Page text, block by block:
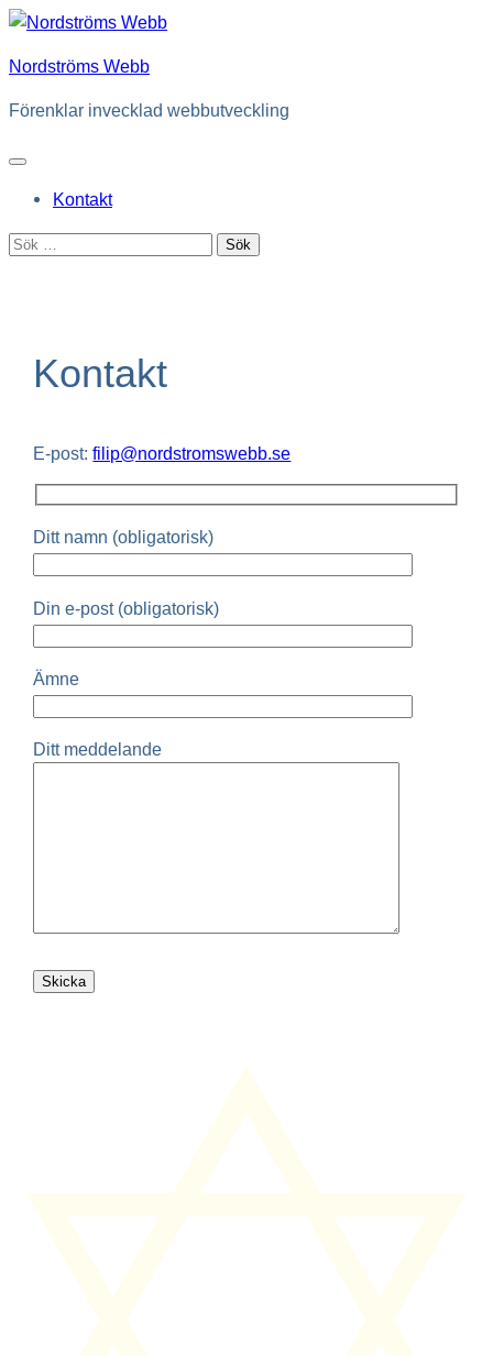
Hoppa
innehåll
Nordströms Webb
Förenklar invecklad webbutveckling
Kontakt
Sök
Kontakt
E-post:filip@nordstromswebb.se
Ditt namn (obligatorisk)
Din e-post (obligatorisk)
Ämne
Ditt meddelande